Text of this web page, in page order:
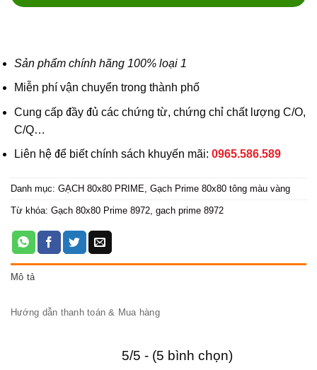
Sản phẩm chính hãng 100% loại 1
Miễn phí vận chuyển trong thành phố
Cung cấp đầy đủ các chứng từ, chứng chỉ chất lượng C/O,
C/Q…
Liên hệ để biết chính sách khuyến mãi: 0965.586.589
Danh mục: GẠCH 80x80 PRIME, Gạch Prime 80x80 tông màu vàng
Từ khóa: Gạch 80x80 Prime 8972, gach prime 8972
Mô tả
Hướng dẫn thanh toán & Mua hàng
5/5 - (5 bình chọn)